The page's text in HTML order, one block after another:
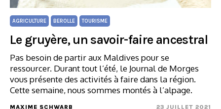
AGRICULTURE BEROLLE TOURISME
Le gruyère, un savoir-faire ancestral
Pas besoin de partir aux Maldives pour se
ressourcer. Durant tout l’été, le Journal de Morges
vous présente des activités à faire dans la région.
Cette semaine, nous sommes montés à l’alpage.
MAXIME SCHWARB 23 JUILLET 2021